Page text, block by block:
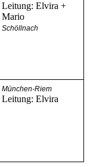
Leitung: Elvira +
Mario
Schöllnach
München-Riem
Leitung: Elvira